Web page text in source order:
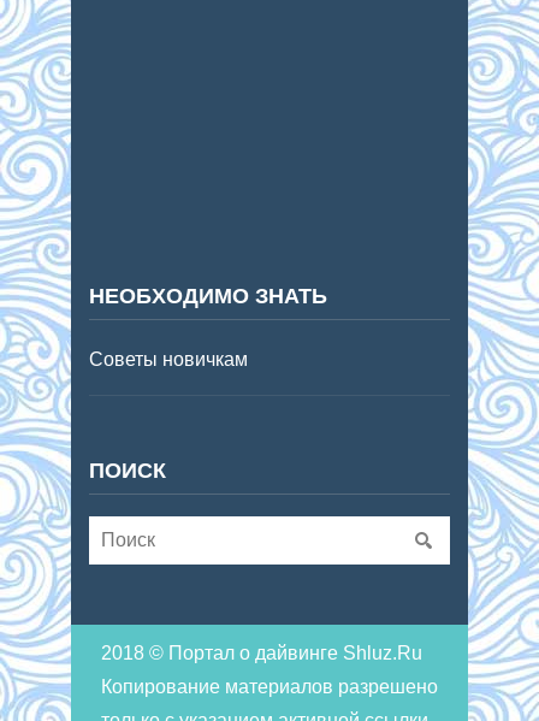
НЕОБХОДИМО ЗНАТЬ
Советы новичкам
ПОИСК
2018 © Портал о дайвинге Shluz.Ru
Копирование материалов разрешено